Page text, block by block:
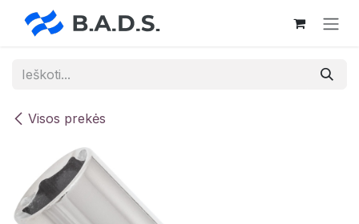
Skip to Content
Visos prekės